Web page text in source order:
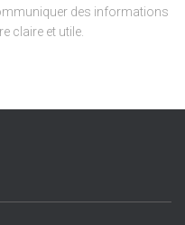
des informations
claire et utile.